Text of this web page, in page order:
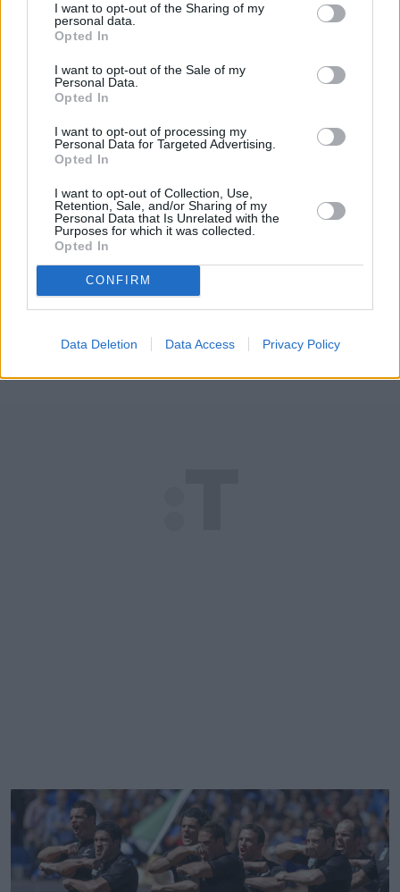
I want to opt-out of the Sharing of my
personal data.
Opted In
I want to opt-out of the Sale of my
Personal Data.
Opted In
I want to opt-out of processing my
Personal Data for Targeted Advertising.
Opted In
I want to opt-out of Collection, Use,
Retention, Sale, and/or Sharing of my
Personal Data that Is Unrelated with the
Purposes for which it was collected.
Opted In
CONFIRM
Data Deletion Data Access Privacy Policy
– Wprawdzie, jak przyjechał książę William z Kate i
małym Georgem, żył tym cały kraj, a książęca para długo
przed i długo po wizycie królowała na okładkach gazet.
Natomiast, przynajmniej wśród moich znajomych, temat
Nowozelandczycy na pewno kochają za dodatkowy dzień
wolny od pracy, bo z okazji jej urodzin jest święto
narodowe – opowiada Marta.
REKLAMA